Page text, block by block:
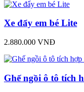
Xe đẩy em bé Lite
2.880.000 VNĐ
Ghế ngồi ô tô tích